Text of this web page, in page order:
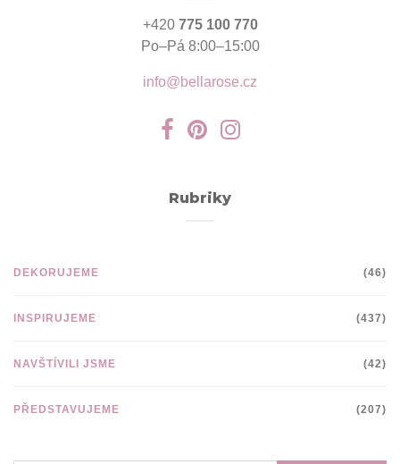
+420 775 100 770
Po–Pá 8:00–15:00
info@bellarose.cz
Rubriky
DEKORUJEME (46)
INSPIRUJEME (437)
NAVŠTÍVILI JSME (42)
PŘEDSTAVUJEME (207)